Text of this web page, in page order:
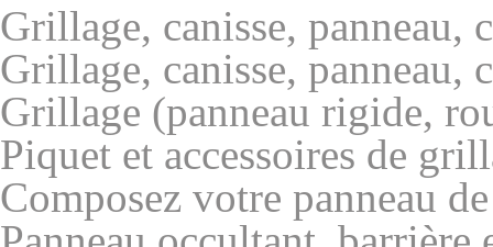
Grillage, canisse, panneau,
Grillage, canisse, panneau,
Grillage (panneau rigide,
Piquet et accessoires de
Composez votre panneau